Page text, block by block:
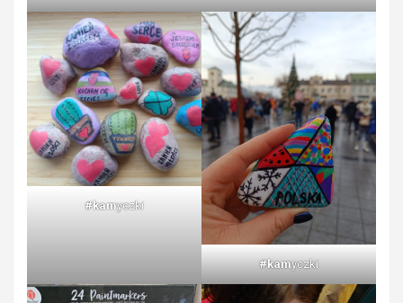
#kamyczki
#kamyczki